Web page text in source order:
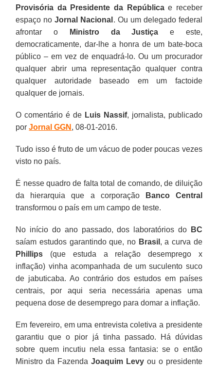
Provisória da Presidente da Repúblicae receber
espaço noJornal Nacional . Ou um delegado federal
afrontar o
Ministro da Justiça e este,
democraticamente, dar-lhe a honra de um bate-boca
público – em vez de enquadrá-lo. Ou um procurador
qualquer abrir uma representação qualquer contra
qualquer autoridade baseado em um factoide
qualquer de jornais.
O comentário é de Luis Nassif, jornalista, publicado
porJornal GGN , 08-01-2016.
Tudo isso é fruto de um vácuo de poder poucas vezes
visto no país.
É nesse quadro de falta total de comando, de diluição
da hierarquia que a corporação
Banco Central
transformou o país em um campo de teste.
No início do ano passado, dos laboratórios do
BC
saíam estudos garantindo que, no Brasil , a curva de
Phillips (que estuda a relação desemprego x
inflação) vinha acompanhada de um suculento suco
de jabuticaba. Ao contrário dos estudos em países
centrais, por aqui seria necessária apenas uma
pequena dose de desemprego para domar a inflação.
Em fevereiro, em uma entrevista coletiva a presidente
garantiu que o pior já tinha passado. Há dúvidas
sobre quem incutiu nela essa fantasia: se o então
Ministro da FazendaJoaquim Levyou o presidente